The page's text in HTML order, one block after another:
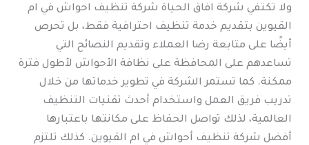
ولا تكتفي شركة افاق الحياة شركة تنظيف احواش في ام
القيوين بتقديم خدمة تنظيف احترافية فقط، بل تحرص
أيضًا على متابعة رضا العملاء وتقديم النصائح التي
تساعدهم على المحافظة على نظافة الأحواش لأطول فترة
ممكنة. كما تستمر الشركة في تطوير خدماتها من خلال
تدريب فريق العمل واستخدام أحدث تقنيات التنظيف
العالمية، لذلك تواصل الحفاظ على مكانتها باعتبارها
أفضل شركة تنظيف أحواش في ام القيوين. كذلك تلتزم